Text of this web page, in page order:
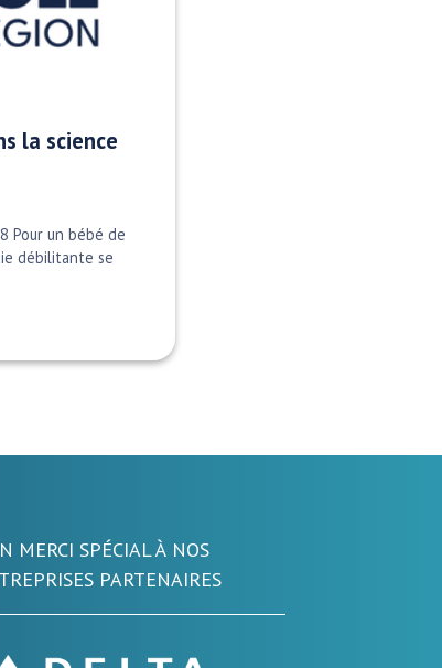
la science
Pour un bébé de
débilitante se
MERCI SPÉCIAL À NOS
PARTENAIRES